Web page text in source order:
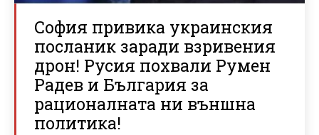
София привика украинския
посланик заради взривения
дрон! Русия похвали Румен
Радев и България за
рационалната ни външна
политика!